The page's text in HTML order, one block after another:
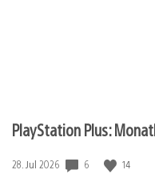
PlayStation Plus:
Veröffentlichungsdatum:
28. Jul 2026 6 14